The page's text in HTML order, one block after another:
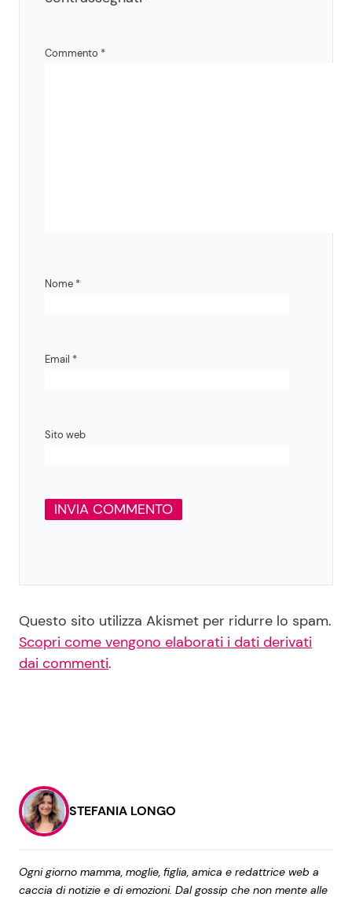
Commento *
Nome *
Email *
Sito web
Questo sito utilizza Akismet per ridurre lo spam.
Scopri come vengono elaborati i dati derivati
dai commenti.
STEFANIA LONGO
Ogni giorno mamma, moglie, figlia, amica e redattrice web a
caccia di notizie e di emozioni. Dal gossip che non mente alle